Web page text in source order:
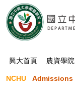
跳
到
主
內
區
興大首頁 農資學院
NCHU Admissions